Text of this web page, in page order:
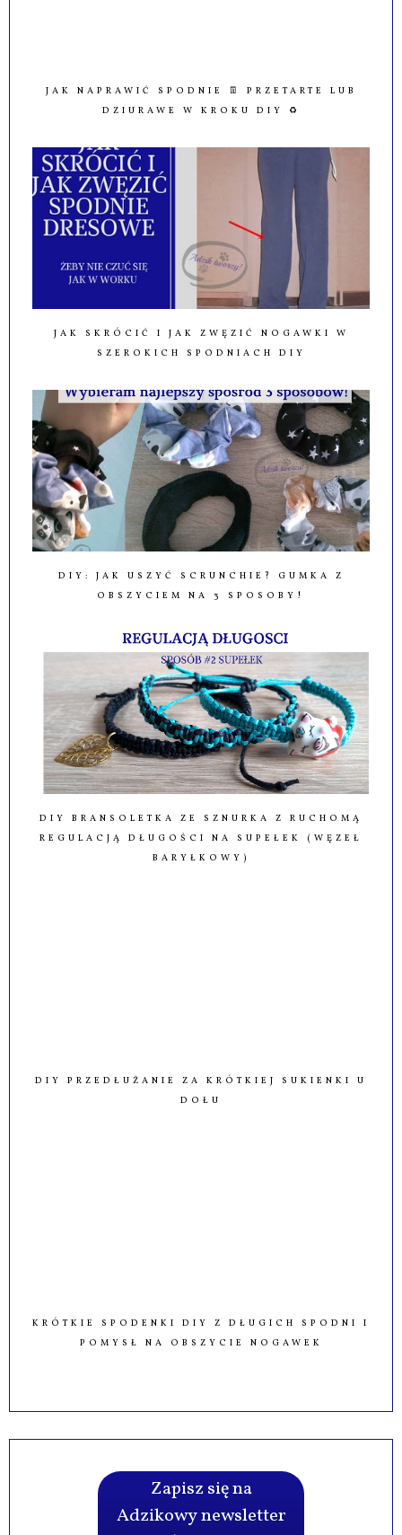
JAK NAPRAWIĆ SPODNIE 👖 PRZETARTE LUB
DZIURAWE W KROKU DIY ♻️
JAK SKRÓCIĆ I JAK ZWĘZIĆ NOGAWKI W
SZEROKICH SPODNIACH DIY
DIY: JAK USZYĆ SCRUNCHIE? GUMKA Z
OBSZYCIEM NA 3 SPOSOBY!
DIY BRANSOLETKA ZE SZNURKA Z RUCHOMĄ
REGULACJĄ DŁUGOŚCI NA SUPEŁEK (WĘZEŁ
BARYŁKOWY)
DIY PRZEDŁUŻANIE ZA KRÓTKIEJ SUKIENKI U
DOŁU
KRÓTKIE SPODENKI DIY Z DŁUGICH SPODNI I
POMYSŁ NA OBSZYCIE NOGAWEK
Zapisz się na
Adzikowy newsletter